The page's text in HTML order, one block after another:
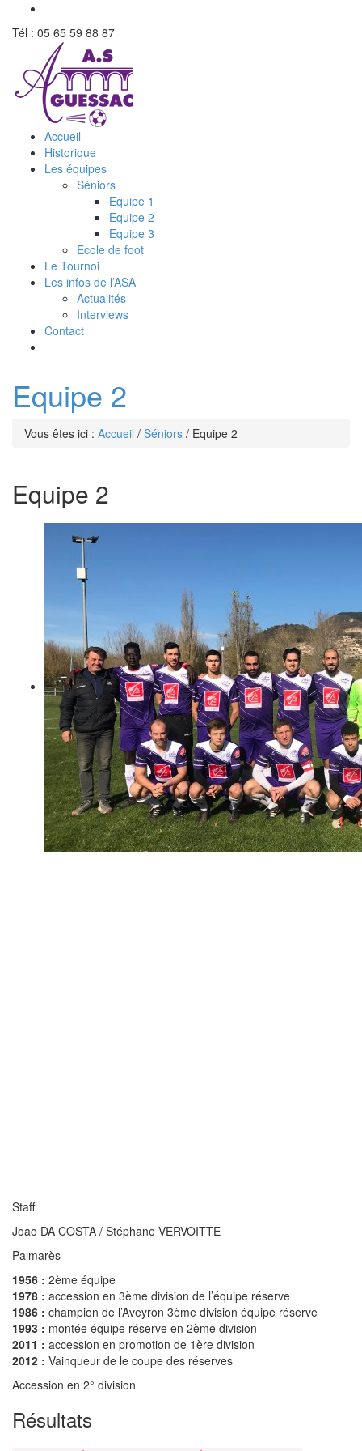
Tél : 05 65 59 88 87
Accueil
Historique
Les équipes
Séniors
Equipe 1
Equipe 2
Equipe 3
Ecole de foot
Le Tournoi
Les infos de l’ASA
Actualités
Interviews
Contact
Equipe 2
Vous êtes ici : Accueil / Séniors / Equipe 2
Equipe 2
Staff
Joao DA COSTA / Stéphane VERVOITTE
Palmarès
1956 : 2ème équipe
1978 : accession en 3ème division de l’équipe réserve
1986 : champion de l’Aveyron 3ème division équipe réserve
1993 : montée équipe réserve en 2ème division
2011 : accession en promotion de 1ère division
2012 : Vainqueur de le coupe des réserves
Accession en 2° division
Résultats